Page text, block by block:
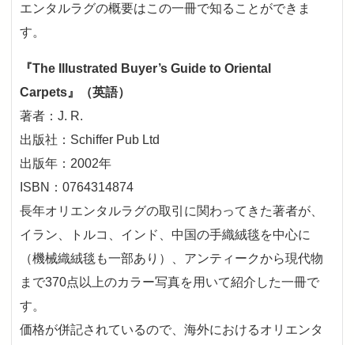
エンタルラグの概要はこの一冊で知ることができま
す。
『The Illustrated Buyer’s Guide to Oriental
Carpets』（英語）
著者：J. R.
出版社：Schiffer Pub Ltd
出版年：2002年
ISBN：0764314874
長年オリエンタルラグの取引に関わってきた著者が、
イラン、トルコ、インド、中国の手織絨毯を中心に
（機械織絨毯も一部あり）、アンティークから現代物
まで370点以上のカラー写真を用いて紹介した一冊で
す。
価格が併記されているので、海外におけるオリエンタ